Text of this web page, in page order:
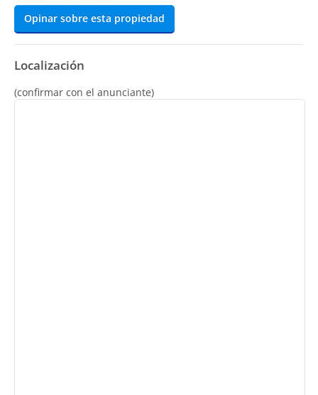
Opinar sobre esta propiedad
Localización
(confirmar con el anunciante)